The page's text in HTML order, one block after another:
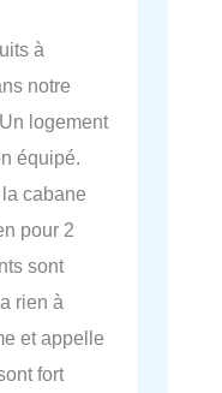
à
notre
logement
équipé.
cabane
pour 2
sont
rien à
et appelle
fort